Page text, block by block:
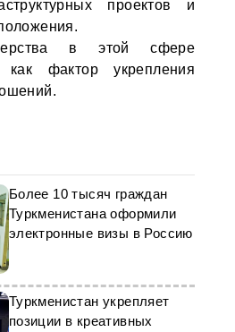
проектов и
в этой сфере
как фактор укрепления
Более 10 тысяч граждан
Туркменистана оформили
электронные визы в Россию
Туркменистан укрепляет
позиции в креативных